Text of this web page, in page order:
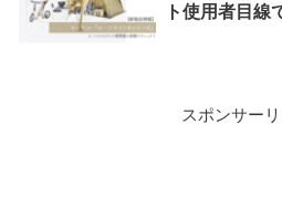
ト使用者目線
スポンサー